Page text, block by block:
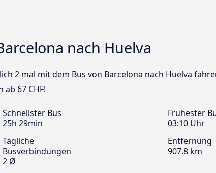
nach Huelva
2 mal mit dem Bus von Barcelona nach Huelva
67 CHF!
Schnellster Bus
25h 29min
Frühester
03:10 Uhr
Tägliche
Busverbindungen
2 Ø
Entfernung
907.8 km